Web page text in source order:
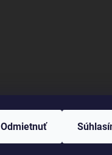
Odmietnuť